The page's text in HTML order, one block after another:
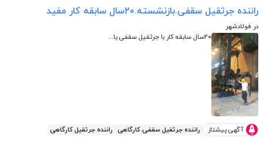
راننده جرثقیل سقفی.بازنشسته.۲۰سال سابقه کار مفید
در فولادشهر
۲۰سال سابقه کار با جرثقیل سقفی یا...
آگهی پیشتاز راننده جرثقیل سقفی.کارگاهی راننده جرثقیل کارگاهی